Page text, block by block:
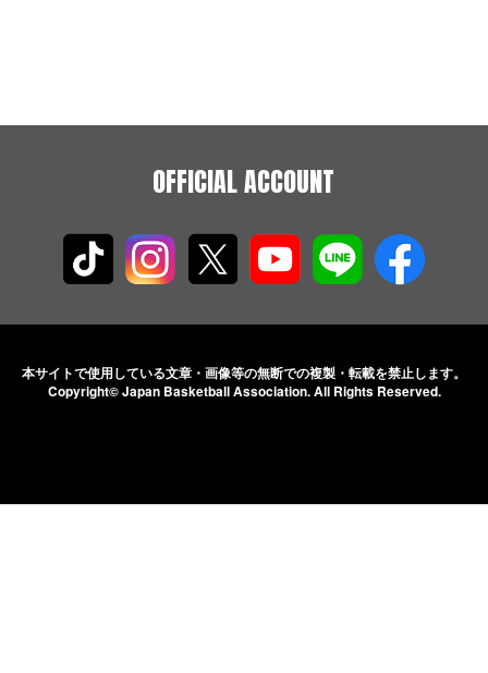
OFFICIAL ACCOUNT
本サイトで使用している文章・画像等の無断での複製・転載を禁止します。
Copyright© Japan Basketball Association.All Rights Reserved.